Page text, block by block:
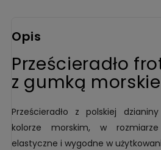
Opis
Prześcieradło
z gumką
Prześcieradło z polskiej
kolorze morskim, w
elastyczne i wygodne w